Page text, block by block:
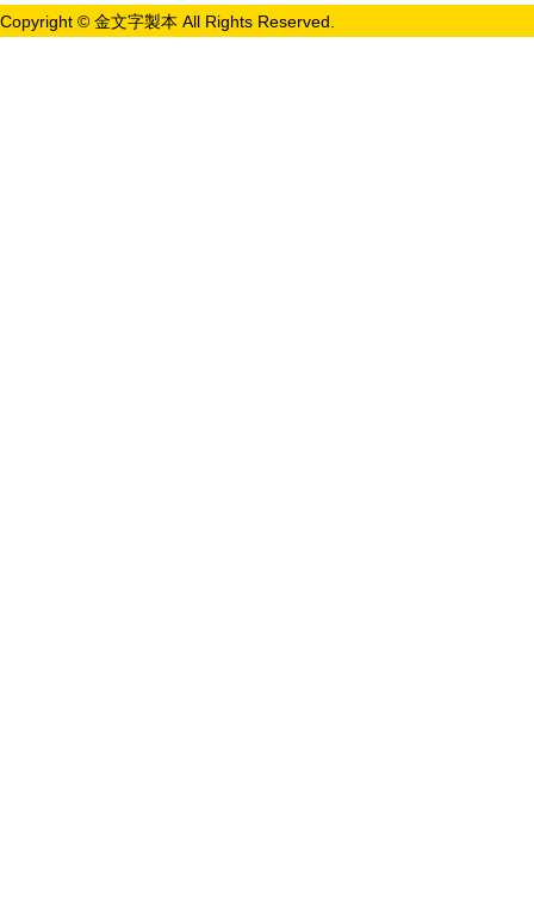
Copyright © 金文字製本 All Rights Reserved.